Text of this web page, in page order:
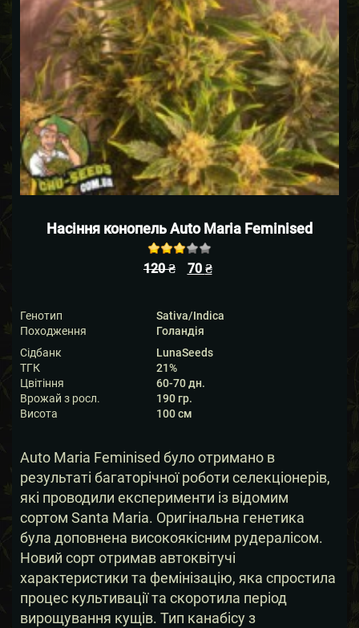
Насіння конопель Auto Maria Feminised
Rated
out of 5
rating
120₴ 70 ₴
Генотип
Sativa/Indica
Походження
Голандія
Сідбанк
LunaSeeds
ТГК
21%
Цвітіння
60-70 дн.
Врожай з росл.
190 гр.
Висота
100 см
Auto Maria Feminised було отримано в
результаті багаторічної роботи селекціонерів,
які проводили експерименти із відомим
сортом Santa Maria. Оригінальна генетика
була доповнена високоякісним рудералісом.
Новий сорт отримав автоквітучі
характеристики та фемінізацію, яка спростила
процес культивації та скоротила період
вирощування кущів. Тип канабісу з